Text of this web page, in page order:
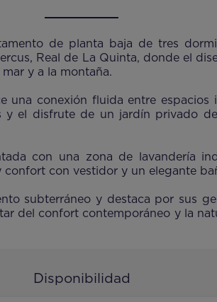
de planta baja de tres
Real de La Quinta, donde el
y a la montaña.
una conexión fluida entre
y el disfrute de un jardín privado
con una zona de lavandería
con vestidor y un elegante
subterráneo y destaca por sus
del confort contemporáneo y la
Disponibilidad